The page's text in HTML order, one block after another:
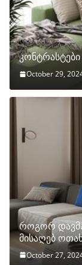
October 29,
როგორ
მისაღებ
October 27,